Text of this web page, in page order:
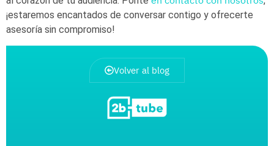
Volver al blog
¡estaremos encantados de conversar contigo y ofrecerte
asesoría sin compromiso!